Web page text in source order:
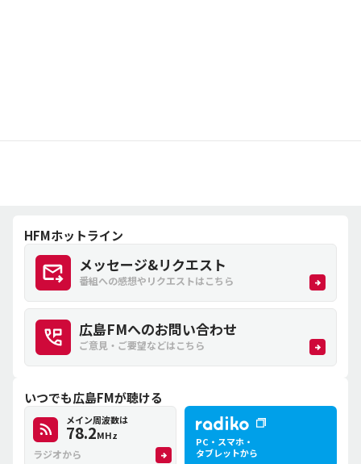
HFMホットライン
メッセージ&リクエスト
番組への感想やリクエストはこちら
広島FMへのお問い合わせ
ご意見・ご要望などはこちら
いつでも広島FMが聴ける
メイン周波数は
78.2MHz
ラジオから
PC・スマホ・
タブレットから